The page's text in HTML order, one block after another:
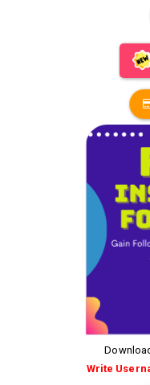
Write